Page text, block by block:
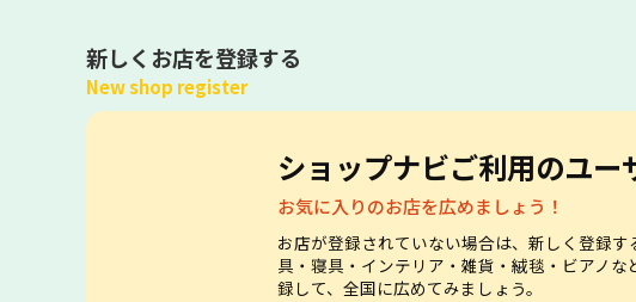
新しくお店を登録する
New shop register
ショップナビご利用のユー
お気に入りのお店を広めましょう！
お店が登録されていない場合は、新しく登録す
具・寝具・インテリア・雑貨・絨毯・ビアノな
録して、全国に広めてみましょう。